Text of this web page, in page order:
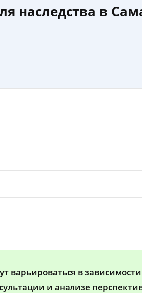
наследства в
в
и анализе